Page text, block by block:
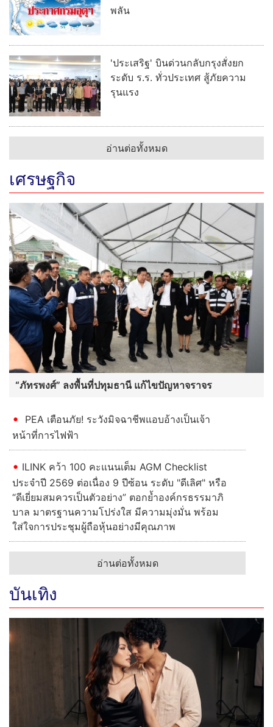
พลัน
'ประเสริฐ' บินด่วนกลับกรุงสั่งยก
ระดับ ร.ร. ทั่วประเทศ สู้ภัยความ
รุนแรง
อ่านต่อทั้งหมด
เศรษฐกิจ
“ภัทรพงศ์” ลงพื้นที่ปทุมธานี แก้ไขปัญหาจราจร
PEA เตือนภัย! ระวังมิจฉาชีพแอบอ้างเป็นเจ้า
หน้าที่การไฟฟ้า
ILINK คว้า 100 คะแนนเต็ม AGM Checklist
ประจำปี 2569 ต่อเนื่อง 9 ปีซ้อน ระดับ "ดีเลิศ" หรือ
“ดีเยี่ยมสมควรเป็นตัวอย่าง” ตอกย้ำองค์กรธรรมาภิ
บาล มาตรฐานความโปร่งใส มีความมุ่งมั่น พร้อม
ใส่ใจการประชุมผู้ถือหุ้นอย่างมีคุณภาพ
อ่านต่อทั้งหมด
บันเทิง